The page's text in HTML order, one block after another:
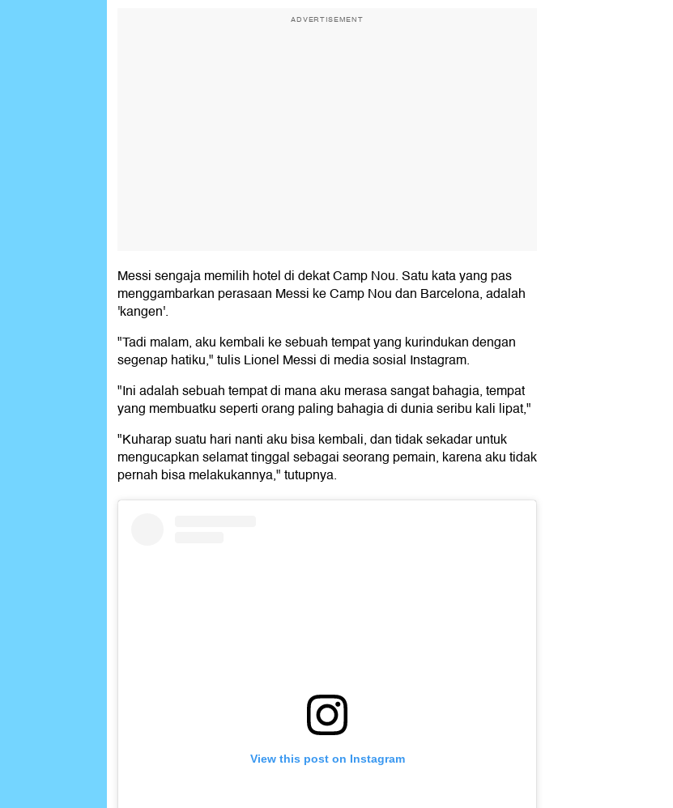
ADVERTISEMENT
Messi sengaja memilih hotel di dekat Camp Nou. Satu kata yang pas
menggambarkan perasaan Messi ke Camp Nou dan Barcelona, adalah
'kangen'.
"Tadi malam, aku kembali ke sebuah tempat yang kurindukan dengan
segenap hatiku," tulis Lionel Messi di media sosial Instagram.
"Ini adalah sebuah tempat di mana aku merasa sangat bahagia, tempat
yang membuatku seperti orang paling bahagia di dunia seribu kali lipat,"
"Kuharap suatu hari nanti aku bisa kembali, dan tidak sekadar untuk
mengucapkan selamat tinggal sebagai seorang pemain, karena aku tidak
pernah bisa melakukannya," tutupnya.
View this post on Instagram